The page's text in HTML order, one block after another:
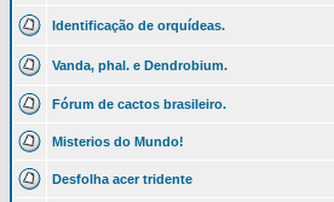
Identificação de orquídeas.
Vanda, phal. e Dendrobium.
Fórum de cactos brasileiro.
Misterios do Mundo!
Desfolha acer tridente